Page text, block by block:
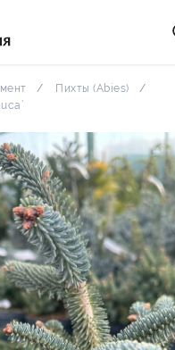
Пихты (Abies)